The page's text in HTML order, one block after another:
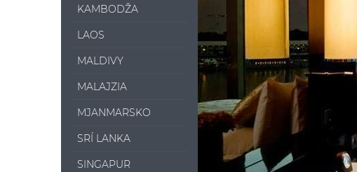
KAMBODŽA
LAOS
MALDIVY
MALAJZIA
MJANMARSKO
SRÍ LANKA
SINGAPUR